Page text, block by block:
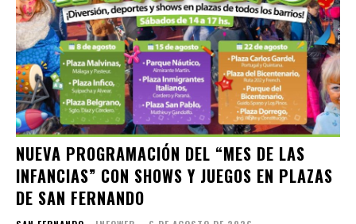
NUEVA PROGRAMACIÓN DEL “MES DE LAS
INFANCIAS” CON SHOWS Y JUEGOS EN PLAZAS
DE SAN FERNANDO